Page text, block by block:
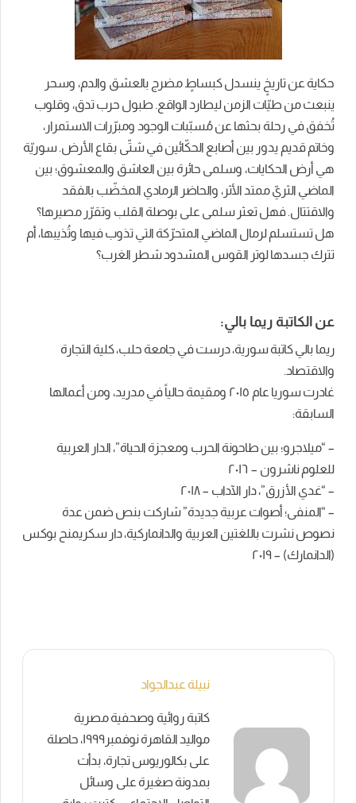
حكاية عن تاريخٍ ينسدل كبساطٍ مضرج بالعشق والدم، وسحر
ينبعث من طيّات الزمن ليطارد الواقع. طبول حرب تدق، وقلوب
تُخفق في رحلة بحثها عن مُسبّبات الوجود ومبرّرات الاستمرار،
وخاتم قديم يدور بين أصابع الحكّائين في شتّى بقاع الأرض. سوريّة
هي أرض الحكايات، وسلمى حائرة بين العاشق والمعشوق؛ بين
الماضي الثريّ ممتد الأثر، والحاضر الرمادي المخضّب بالفقد
والاقتتال. فهل تعثر سلمى على بوصلة القلب وتقرّر مصيرها؟
هل تستسلم لرمال الماضي المتحرّكة التي تذوب فيها وتُذيبها، أم
تترك جسدها لوتر القوس المشدود شطر الغرب؟
عن الكاتبة ريما بالي:
ريما بالي كاتبة سورية، درست في جامعة حلب، كلية التجارة
والاقتصاد.
غادرت سوريا عام ٢٠١٥ ومقيمة حالياً في مدريد، ومن أعمالها
السابقة:
– “ميلاجرو؛ بين طاحونة الحرب ومعجزة الحياة”، الدار العربية
للعلوم ناشرون – ٢٠١٦
– “غدي الأزرق”، دار الآداب – ٢٠١٨
– “المنفى؛ أصوات عربية جديدة” شاركت بنص ضمن عدة
نصوص نشرت باللغتين العربية والدانماركية، دار سكريمنح بوكس
(الدانمارك) – ٢٠١٩
نبيلة عبدالجواد
كاتبة روائية وصحفية مصرية
مواليد القاهرة نوفمبر١٩٩٩، حاصلة
على بكالوريوس تجارة، بدأت
بمدونة صغيرة على وسائل